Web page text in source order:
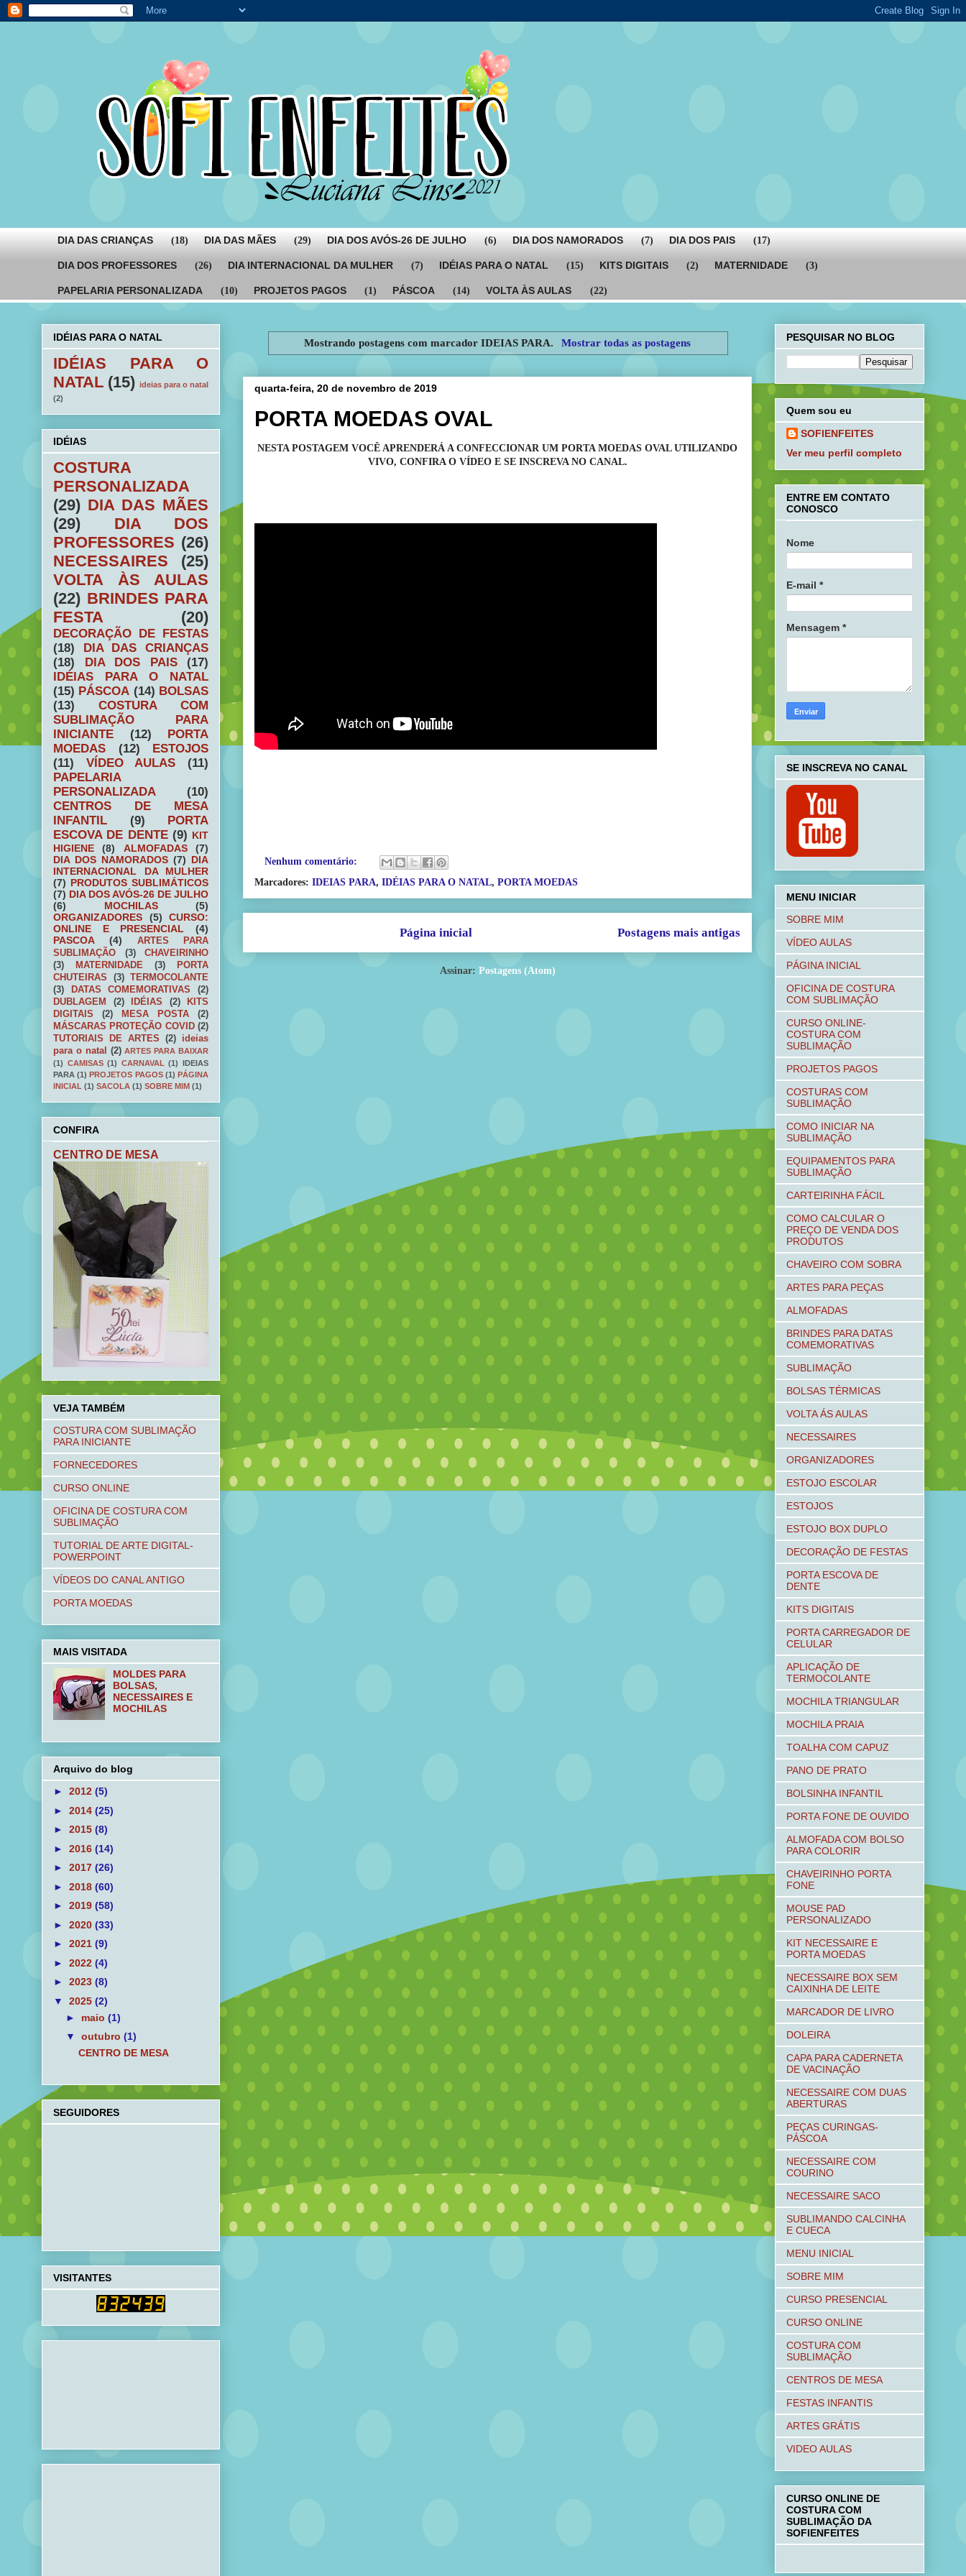
DIA DAS CRIANÇAS (18) DIA DAS MÃES (29) DIA DOS AVÓS-26 DE JULHO (6) DIA DOS NAMORADOS (7) DIA DOS PAIS (17)
DIA DOS PROFESSORES (26) DIA INTERNACIONAL DA MULHER (7) IDÉIAS PARA O NATAL (15) KITS DIGITAIS (2) MATERNIDADE (3)
PAPELARIA PERSONALIZADA (10) PROJETOS PAGOS (1) PÁSCOA (14) VOLTA ÀS AULAS (22)
Mostrando postagens com marcadorIDEIAS PARA. Mostrar todas as postagens
quarta-feira, 20 de novembro de 2019
PORTA MOEDAS OVAL
NESTA POSTAGEM VOCÊ APRENDERÁ A CONFECCIONAR UM PORTA MOEDAS OVAL UTILIZANDO
VIVO, CONFIRA O VÍDEO E SE INSCREVA NO CANAL.
Nenhum comentário:
Marcadores: IDEIAS PARA, IDÉIAS PARA O NATAL, PORTA MOEDAS
Postagens mais antigas
Página inicial
Assinar: Postagens (Atom)
IDÉIAS PARA O NATAL
IDÉIAS PARA O
NATAL (15) ideias para o natal
(2)
IDÉIAS
COSTURA
PERSONALIZADA
(29) DIA DAS MÃES
(29)
DIA DOS
PROFESSORES (26)
NECESSAIRES
(25)
VOLTA ÀS AULAS
(22) BRINDES PARA
FESTA
(20)
DECORAÇÃO DE FESTAS
(18)
DIA DAS CRIANÇAS
(18)
DIA DOS PAIS
(17)
IDÉIAS PARA O NATAL
(15) PÁSCOA (14) BOLSAS
(13)
COSTURA COM
SUBLIMAÇÃO PARA
INICIANTE
(12)
PORTA
MOEDAS
(12)
ESTOJOS
(11)
VÍDEO AULAS
(11)
PAPELARIA
PERSONALIZADA
(10)
CENTROS DE MESA
INFANTIL
(9)
PORTA
ESCOVA DE DENTE (9) KIT
HIGIENE
(8) ALMOFADAS
(7)
DIA DOS NAMORADOS (7) DIA
INTERNACIONAL DA MULHER
(7) PRODUTOS SUBLIMÁTICOS
(7) DIA DOS AVÓS-26 DE JULHO
(6)
MOCHILAS
(5)
ORGANIZADORES
(5)
CURSO:
ONLINE E PRESENCIAL
(4)
PASCOA
(4)
ARTES PARA
SUBLIMAÇÃO
(3)
CHAVEIRINHO
(3)
MATERNIDADE (3)
PORTA
CHUTEIRAS
(3)
TERMOCOLANTE
(3)
DATAS COMEMORATIVAS
(2)
DUBLAGEM
(2) IDÉIAS (2)
KITS
DIGITAIS
(2) MESA POSTA
(2)
MÁSCARAS PROTEÇÃO COVID (2)
TUTORIAIS DE ARTES
(2)
ideias
para o natal (2) ARTES PARA BAIXAR
(1) CAMISAS (1) CARNAVAL (1) IDEIAS
PARA (1) PROJETOS PAGOS (1) PÁGINA
INICIAL (1) SACOLA (1) SOBRE MIM (1)
CONFIRA
CENTRO DE MESA
VEJA TAMBÉM
COSTURA COM SUBLIMAÇÃO
PARA INICIANTE
FORNECEDORES
CURSO ONLINE
OFICINA DE COSTURA COM
SUBLIMAÇÃO
TUTORIAL DE ARTE DIGITAL-
POWERPOINT
VÍDEOS DO CANAL ANTIGO
PORTA MOEDAS
MAIS VISITADA
MOLDES PARA
BOLSAS,
NECESSAIRES E
MOCHILAS
Arquivo do blog
► 2012 (5)
► 2014 (25)
► 2015 (8)
► 2016 (14)
► 2017 (26)
► 2018 (60)
► 2019 (58)
► 2020 (33)
► 2021 (9)
► 2022 (4)
► 2023 (8)
▼ 2025 (2)
► maio (1)
▼ outubro (1)
CENTRO DE MESA
SEGUIDORES
VISITANTES
PESQUISAR NO BLOG
Quem sou eu
SOFIENFEITES
Ver meu perfil completo
ENTRE EM CONTATO
CONOSCO
Nome
E-mail *
Mensagem *
SE INSCREVA NO CANAL
MENU INICIAR
SOBRE MIM
VÍDEO AULAS
PÁGINA INICIAL
OFICINA DE COSTURA
COM SUBLIMAÇÃO
CURSO ONLINE-
COSTURA COM
SUBLIMAÇÃO
PROJETOS PAGOS
COSTURAS COM
SUBLIMAÇÃO
COMO INICIAR NA
SUBLIMAÇÃO
EQUIPAMENTOS PARA
SUBLIMAÇÃO
CARTEIRINHA FÁCIL
COMO CALCULAR O
PREÇO DE VENDA DOS
PRODUTOS
CHAVEIRO COM SOBRA
ARTES PARA PEÇAS
ALMOFADAS
BRINDES PARA DATAS
COMEMORATIVAS
SUBLIMAÇÃO
BOLSAS TÉRMICAS
VOLTA ÁS AULAS
NECESSAIRES
ORGANIZADORES
ESTOJO ESCOLAR
ESTOJOS
ESTOJO BOX DUPLO
DECORAÇÃO DE FESTAS
PORTA ESCOVA DE
DENTE
KITS DIGITAIS
PORTA CARREGADOR DE
CELULAR
APLICAÇÃO DE
TERMOCOLANTE
MOCHILA TRIANGULAR
MOCHILA PRAIA
TOALHA COM CAPUZ
PANO DE PRATO
BOLSINHA INFANTIL
PORTA FONE DE OUVIDO
ALMOFADA COM BOLSO
PARA COLORIR
CHAVEIRINHO PORTA
FONE
MOUSE PAD
PERSONALIZADO
KIT NECESSAIRE E
PORTA MOEDAS
NECESSAIRE BOX SEM
CAIXINHA DE LEITE
MARCADOR DE LIVRO
DOLEIRA
CAPA PARA CADERNETA
DE VACINAÇÃO
NECESSAIRE COM DUAS
ABERTURAS
PEÇAS CURINGAS-
PÁSCOA
NECESSAIRE COM
COURINO
NECESSAIRE SACO
SUBLIMANDO CALCINHA
E CUECA
MENU INICIAL
SOBRE MIM
CURSO PRESENCIAL
CURSO ONLINE
COSTURA COM
SUBLIMAÇÃO
CENTROS DE MESA
FESTAS INFANTIS
ARTES GRÁTIS
VIDEO AULAS
CURSO ONLINE DE
COSTURA COM
SUBLIMAÇÃO DA
SOFIENFEITES